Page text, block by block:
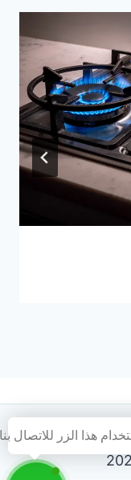
طباخات و افران
هذا الزر للاتصال بنا